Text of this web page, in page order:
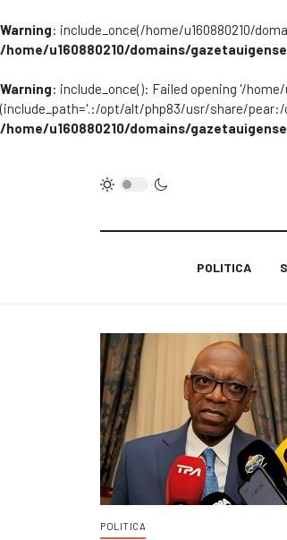
Warning: include_once(/home/u160880210/
/home/u160880210/domains/
Warning: include_once(): Failed opening '/
(include_path='.:/opt/alt/php83/usr/share/
/home/u160880210/domains/
POLITICA
POLITICA